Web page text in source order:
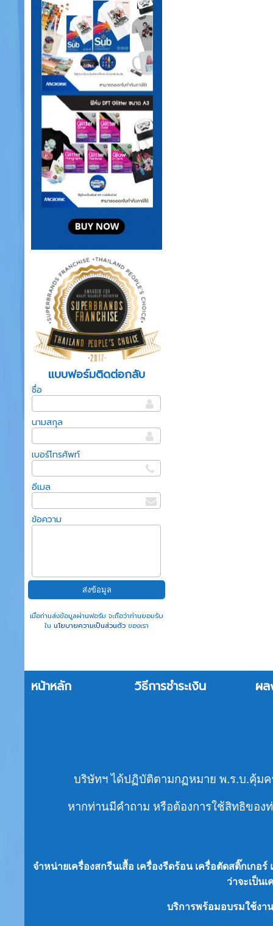
แบบฟอร์มติดต่อกลับ
ชื่อ
นามสกุล
เบอร์โทรศัพท์
อีเมล
ข้อความ
เมื่อท่านส่งข้อมูลผ่านฟอร์ม จะถือว่าท่านยอมรับ
ใน นโยบายความเป็นส่วนตัวของเรา
หน้าหลัก วิธีการชำระเงิน ผล
บริษัทฯ ได้ปฏิบัติตามกฏหมาย พ.ร.บ.คุ้ม
หากท่านมีคำถาม หรือต้องการใช้สิทธิของ
จำหน่ายเครื่องสกรีนเสื้อ เครื่องรีดร้อน เครื่อตัดสติ๊กเก
ว่าจะเป็นเ
บริการพร้อมอบรมใช้งา